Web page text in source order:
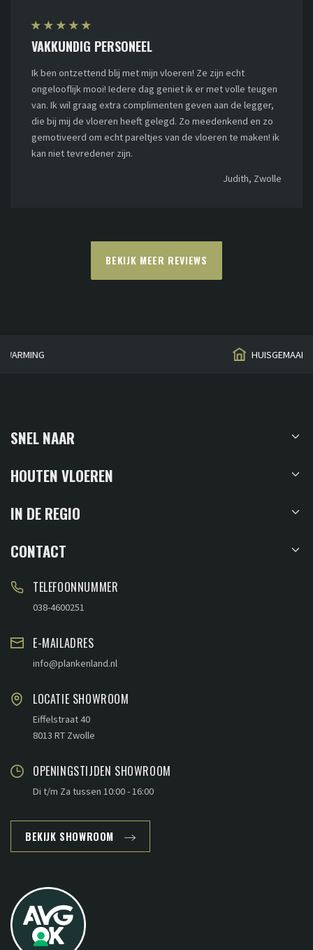
★ ★ ★ ★ ★
VAKKUNDIG PERSONEEL
Ik ben ontzettend blij met mijn vloeren! Ze zijn echt
ongelooflijk mooi! Iedere dag geniet ik er met volle teugen
van. Ik wil graag extra complimenten geven aan de legger,
die bij mij de vloeren heeft gelegd. Zo meedenkend en zo
gemotiveerd om echt pareltjes van de vloeren te maken! ik
kan niet tevredener zijn.
Judith, Zwolle
BEKIJK MEER REVIEWS
SNEL NAAR
HOUTEN VLOEREN
IN DE REGIO
CONTACT
TELEFOONNUMMER
038-4600251
E-MAILADRES
info@plankenland.nl
LOCATIE SHOWROOM
Eiffelstraat 40
8013 RT Zwolle
OPENINGSTIJDEN SHOWROOM
Di t/m Za tussen 10:00 - 16:00
BEKIJK SHOWROOM